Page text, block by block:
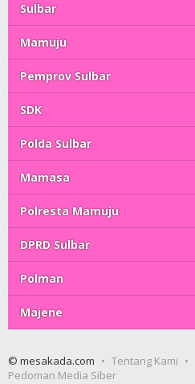
Sulbar
Mamuju
Pemprov Sulbar
SDK
Polda Sulbar
Mamasa
Polresta Mamuju
DPRD Sulbar
Polman
Majene
© mesakada.com Tentang Kami
Pedoman Media Siber